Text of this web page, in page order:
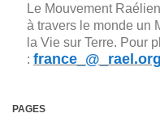
Le Mouvement
à travers le monde un
la Vie sur Terre. Pour
: france_@_rael.org
PAGES